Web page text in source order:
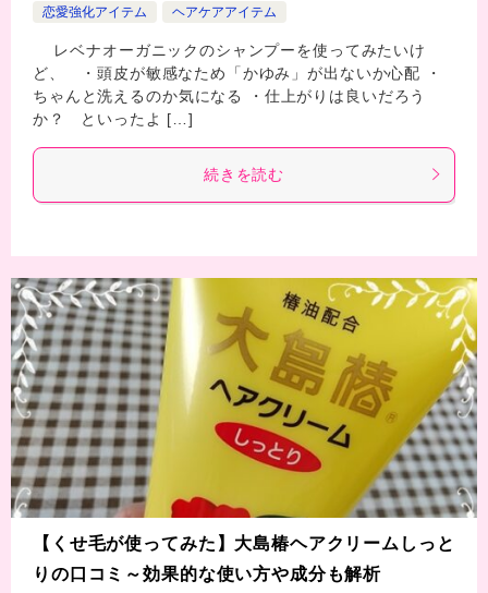
恋愛強化アイテム
ヘアケアアイテム
レベナオーガニックのシャンプーを使ってみたいけ
ど、 ・頭皮が敏感なため「かゆみ」が出ないか心配 ・
ちゃんと洗えるのか気になる ・仕上がりは良いだろう
か？ といったよ […]
続きを読む
【くせ毛が使ってみた】大島椿ヘアクリームしっと
りの口コミ～効果的な使い方や成分も解析